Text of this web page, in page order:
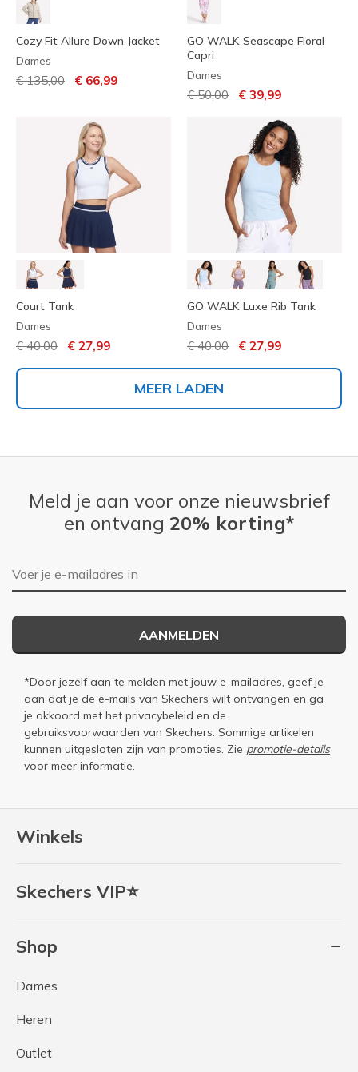
Cozy Fit Allure Down Jacket
Dames
Prijs verlaagd van
€ 135,00 naar
€ 66,99
GO WALK Seascape Floral
Capri
Dames
Prijs verlaagd van
€ 50,00 naar
€ 39,99
Court Tank
Dames
Prijs verlaagd van
€ 40,00 naar
€ 27,99
GO WALK Luxe Rib Tank
Dames
Prijs verlaagd van
€ 40,00 naar
€ 27,99
MEER LADEN
Winkels
Skechers VIP⭐
Shop
Dames
Heren
Outlet
Meld je aan voor onze nieuwsbrief
en ontvang 20% korting*
E-mailadres
AANMELDEN
*Door jezelf aan te melden met jouw e-mailadres, geef je
aan dat je de e-mails van Skechers wilt ontvangen en ga
je akkoord met het privacybeleid en de
gebruiksvoorwaarden van Skechers. Sommige artikelen
kunnen uitgesloten zijn van promoties. Zie promotie-details
voor meer informatie.